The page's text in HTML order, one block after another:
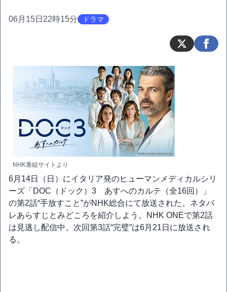
06月15日22時15分 ドラマ
NHK番組サイトより
6月14日（日）にイタリア発のヒューマンメディカルシリ
ーズ「DOC（ドック）3 あすへのカルテ（全16回）」
の第2話“手放すこと”がNHK総合にて放送された。ネタバ
レあらすじとみどころを紹介しよう。NHK ONEで第2話
は見逃し配信中。次回第3話“完璧”は6月21日に放送され
る。